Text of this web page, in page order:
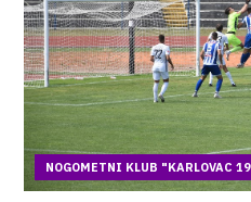
NOGOMETNI KLUB "KARLOVAC